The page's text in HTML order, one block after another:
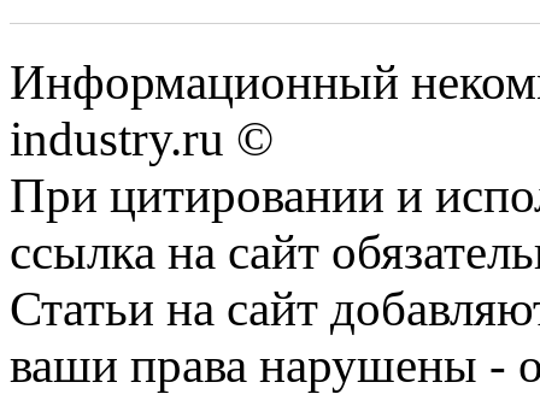
Информационный
industry.ru ©
При цитировании и
ссылка на сайт
Статьи на сайт
ваши права нарушены -